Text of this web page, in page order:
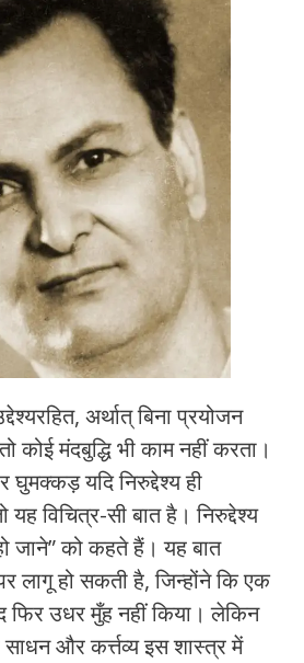
अर्थात् बिना प्रयोजन
कोई मंदबुद्धि भी काम नहीं करता।
घुमक्कड़ यदि निरुद्देश्‍य ही
विचित्र-सी बात है। निरुद्देश्‍य
जाने” को कहते हैं। यह बात
लागू हो सकती है, जिन्‍होंने कि एक
फिर उधर मुँह नहीं किया। लेकिन
और कर्त्तव्‍य इस शास्‍त्र में